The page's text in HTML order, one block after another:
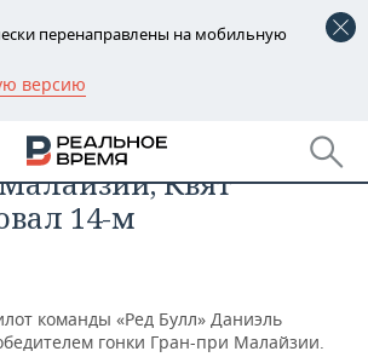
перенаправлены на мобильную
версию
ДОХОДАХ
победителем
Квят
14-м
команды «Ред Булл» Даниэль
гонки Гран-при Малайзии.